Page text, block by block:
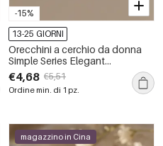
-15%
13-25 GIORNI
Orecchini a cerchio da donna
Simple Series Elegant
Patchwork Circle in acciaio
inossidabile impermeabile.
€4,68 €5,51
Ordine min. di 1 pz.
magazzino in Cina